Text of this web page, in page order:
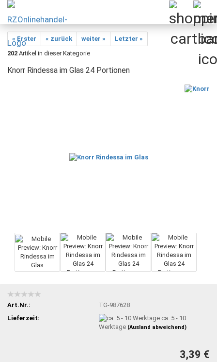
« Erster « zurück weiter »
Letzter »
202 Artikel in dieser Kategorie
Knorr Rindessa im Glas 24 Portionen
Art.Nr.:
TG-987628
Lieferzeit:
ca. 5 - 10
Werktage (Ausland abweichend)
3,39 €